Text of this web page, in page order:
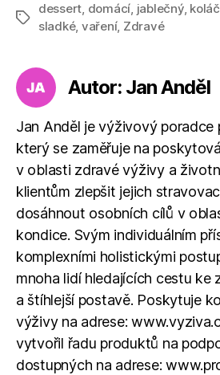
Štítky
dessert, domácí, jablečný, koláč
sladké, vaření, Zdravé
Autor: Jan Anděl
Jan Anděl je výživový poradce
který se zaměřuje na
v oblasti zdravé výživy a
klientům zlepšit jejich
dosáhnout osobních cílů v
kondice. Svým individuálním
komplexními holistickými
mnoha lidí hledajících cestu ke
a štíhlejší postavě. Poskytuje
výživy na adrese:
vytvořil řadu produktů na
dostupných na adrese: